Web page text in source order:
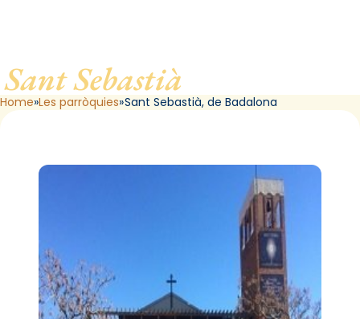
Sant Sebastià
Home Les parròquies Sant Sebastià, de Badalona